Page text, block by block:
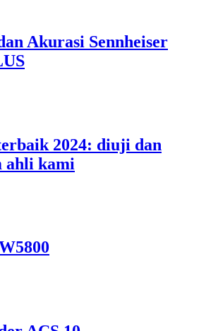
Akurasi Sennheiser
2024: diuji dan
ahli kami